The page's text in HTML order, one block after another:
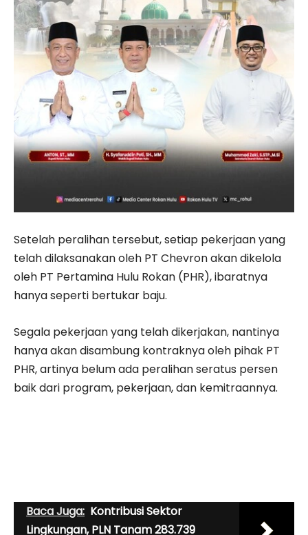
Setelah peralihan tersebut, setiap pekerjaan yang
telah dilaksanakan oleh PT Chevron akan dikelola
oleh PT Pertamina Hulu Rokan (PHR), ibaratnya
hanya seperti bertukar baju.
Segala pekerjaan yang telah dikerjakan, nantinya
hanya akan disambung kontraknya oleh pihak PT
PHR, artinya belum ada peralihan seratus persen
baik dari program, pekerjaan, dan kemitraannya.
Baca Juga: Kontribusi Sektor
Lingkungan, PLN Tanam 283.739